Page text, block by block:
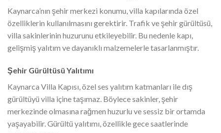
Kaynarca’nın şehir merkezi konumu, villa kapılarında özel
özelliklerin kullanılmasını gerektirir. Trafik ve şehir gürültüsü,
villa sakinlerinin huzurunu etkileyebilir. Bu nedenle kapı,
gelişmiş yalıtım ve dayanıklı malzemelerle tasarlanmıştır.
Şehir Gürültüsü Yalıtımı
Kaynarca Villa Kapısı, özel ses yalıtım katmanları ile dış
gürültüyü villa içine taşımaz. Böylece sakinler, şehir
merkezinde olmasına rağmen huzurlu ve sessiz bir ortamda
yaşayabilir. Gürültü yalıtımı, özellikle gece saatlerinde